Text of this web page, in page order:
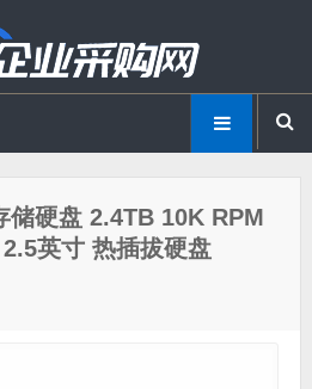
硬盘 2.4TB 10K RPM
英寸 热插拔硬盘